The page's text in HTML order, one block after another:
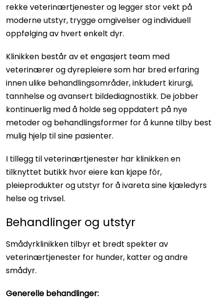
rekke veterinærtjenester og legger stor vekt på
moderne utstyr, trygge omgivelser og individuell
oppfølging av hvert enkelt dyr.
Klinikken består av et engasjert team med
veterinærer og dyrepleiere som har bred erfaring
innen ulike behandlingsområder, inkludert kirurgi,
tannhelse og avansert bildediagnostikk. De jobber
kontinuerlig med å holde seg oppdatert på nye
metoder og behandlingsformer for å kunne tilby best
mulig hjelp til sine pasienter.
I tillegg til veterinærtjenester har klinikken en
tilknyttet butikk hvor eiere kan kjøpe fôr,
pleieprodukter og utstyr for å ivareta sine kjæledyrs
helse og trivsel.
Behandlinger og utstyr
Smådyrklinikken tilbyr et bredt spekter av
veterinærtjenester for hunder, katter og andre
smådyr.
Generelle behandlinger: